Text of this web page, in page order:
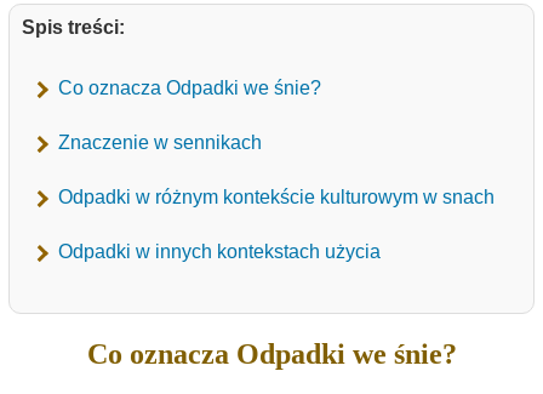
Spis treści:
Co oznacza Odpadki we śnie?
Znaczenie w sennikach
Odpadki w różnym kontekście kulturowym w snach
Odpadki w innych kontekstach użycia
Co oznacza Odpadki we śnie?